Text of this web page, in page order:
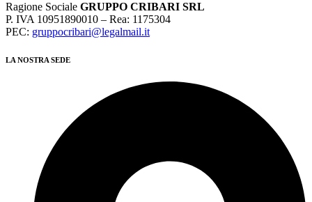
Ragione Sociale GRUPPO CRIBARI SRL
P. IVA 10951890010 – Rea: 1175304
PEC: gruppocribari@legalmail.it
LA NOSTRA SEDE